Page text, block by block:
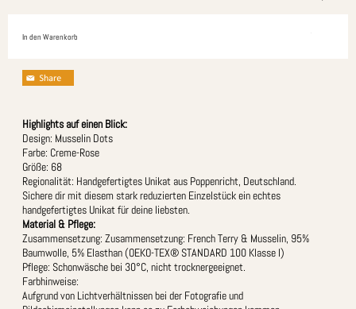
In den Warenkorb
Highlights auf einen Blick:
Design: Musselin Dots
Farbe: Creme-Rose
Größe: 68
Regionalität: Handgefertigtes Unikat aus Poppenricht, Deutschland.
Sichere dir mit diesem stark reduzierten Einzelstück ein echtes
handgefertigtes Unikat für deine liebsten.
Material & Pflege:
Zusammensetzung: Zusammensetzung: French Terry & Musselin, 95%
Baumwolle, 5% Elasthan (OEKO-TEX® STANDARD 100 Klasse I)
Pflege: Schonwäsche bei 30°C, nicht trocknergeeignet.
Farbhinweise:
Aufgrund von Lichtverhältnissen bei der Fotografie und